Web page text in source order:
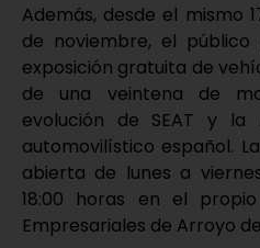
Además, desde el mismo
de noviembre, el
exposición gratuita de
de una veintena de
evolución de SEAT y la
automovilístico español.
abierta de lunes a
18:00 horas en el
Empresariales de Arroyo